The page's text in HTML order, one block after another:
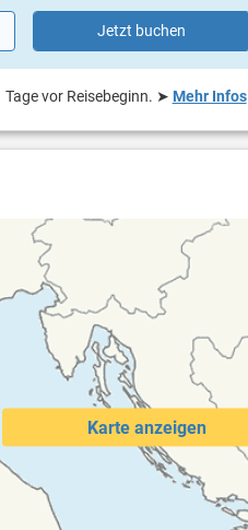
Jetzt buchen
vor Reisebeginn. ➤ Mehr Infos
Karte anzeigen